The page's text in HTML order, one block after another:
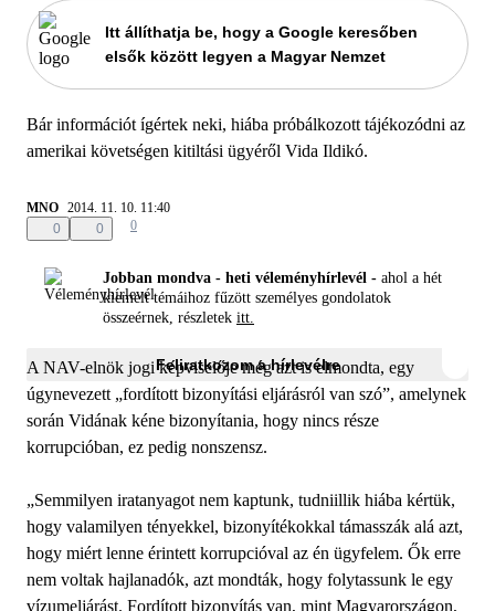
Itt állíthatja be, hogy a Google keresőben
elsők között legyen a Magyar Nemzet
Bár információt ígértek neki, hiába próbálkozott tájékozódni az
amerikai követségen kitiltási ügyéről Vida Ildikó.
MNO 2014. 11. 10. 11:40
0
0 0
Jobban mondva - heti véleményhírlevél - ahol a hét
kiemelt témáihoz fűzött személyes gondolatok
összeérnek, részletek itt.
Feliratkozom a hírlevélre
A NAV-elnök jogi képviselője még azt is elmondta, egy
úgynevezett „fordított bizonyítási eljárásról van szó”, amelynek
során Vidának kéne bizonyítania, hogy nincs része
korrupcióban, ez pedig nonszensz.
„Semmilyen iratanyagot nem kaptunk, tudniillik hiába kértük,
hogy valamilyen tényekkel, bizonyítékokkal támasszák alá azt,
hogy miért lenne érintett korrupcióval az én ügyfelem. Ők erre
nem voltak hajlanadók, azt mondták, hogy folytassunk le egy
vízumeljárást. Fordított bizonyítás van, mint Magyarországon,